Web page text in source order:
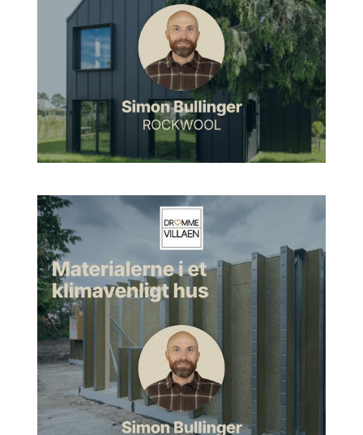
Monomal og vejen til
boligarkitektur
Okay. Hvor bor I henne i landet?
Uffe: Vi bor i Hornbæk på en gård lidt uden for Hornbæk, som
vi så selv har tegnet og bygget om, og også har tegnestue på.
Morten:
Okay. Og det lyder spændende. Hvis man nu, er man
så meget geografisk begrænset, når man arbejder som
arkitekt? Er det så primært Nordsjælland, I arbejder for, eller
udland?
Uffe: Det er primært fra Køge, Roskilde og op. Vi har ikke haft
noget hverken Fyn eller Jylland endnu, og lavet meget lidt
udland.
Morten:Ja, okay. Hvad var det, der gjorde, at du blev arkitekt
egentlig? Hvad var det, der drev passionen der?
Uffe:Jamen altså, jeg ved ikke, jeg er vokset op i et hjem,
hvor min far også var arkitekt, og det har måske nok på en
eller anden måde præget mig i en eller anden grad. Men jeg
har altid været meget interesseret i rum, altid været meget
interesseret i boliger, og rørte næsten ikke ved andet på
arkitektskolen end boligskalaen. Og har taget den til mig
siden. Jeg synes, det er sådan en dejlig kompakt størrelse,